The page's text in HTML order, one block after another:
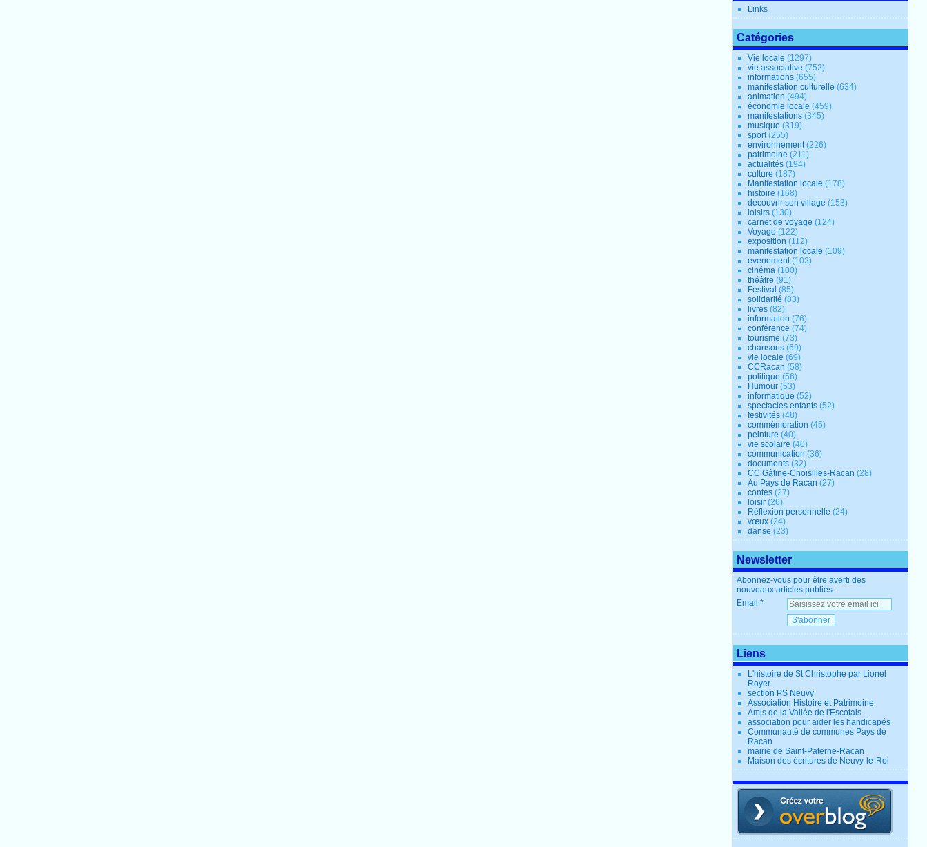
Links
Catégories
Vie locale (1297)
vie associative (752)
informations (655)
manifestation culturelle (634)
animation (494)
économie locale (459)
manifestations (345)
musique (319)
sport(255)
environnement(226)
patrimoine (211)
actualités (194)
culture (187)
Manifestation locale (178)
histoire (168)
découvrir son village (153)
loisirs (130)
carnet de voyage (124)
Voyage (122)
exposition (112)
manifestation locale (109)
évènement(102)
cinéma (100)
théâtre (91)
Festival (85)
solidarité (83)
livres (82)
information (76)
conférence (74)
tourisme (73)
chansons (69)
vie locale (69)
CCRacan (58)
politique (56)
Humour (53)
informatique (52)
spectacles enfants (52)
festivités (48)
commémoration (45)
peinture (40)
vie scolaire (40)
communication (36)
documents (32)
CC Gâtine-Choisilles-Racan (28)
Au Pays de Racan (27)
contes (27)
loisir (26)
Réflexion personnelle (24)
vœux (24)
danse (23)
Newsletter
Abonnez-vous pour être averti des
nouveaux articles publiés.
Email
Liens
L'histoire de St Christophe par Lionel
Royer
section PS Neuvy
Association Histoire et Patrimoine
Amis de la Vallée de l'Escotais
association pour aider les handicapés
Communauté de communes Pays de
Racan
mairie de Saint-Paterne-Racan
Maison des écritures de Neuvy-le-Roi